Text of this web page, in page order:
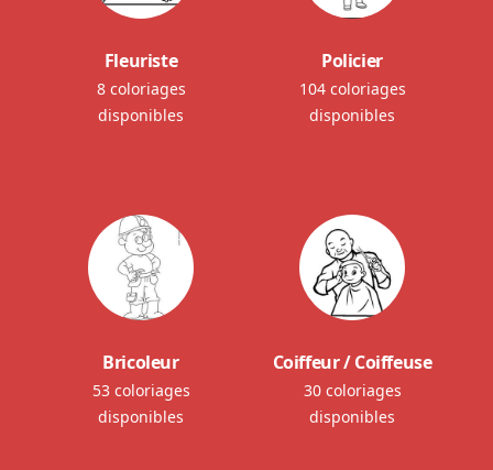
Fleuriste
8 coloriages
disponibles
Policier
104 coloriages
disponibles
Bricoleur
53 coloriages
disponibles
Coiffeur / Coiffeuse
30 coloriages
disponibles